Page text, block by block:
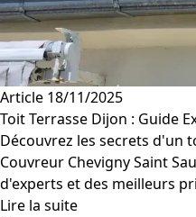
Article 18/11/2025
Toit Terrasse Dijon : Guide
Découvrez les secrets d'un
Couvreur Chevigny Saint
d'experts et des meilleurs
Lire la suite